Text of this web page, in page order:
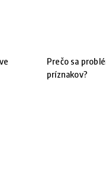
Prečo sa
príznakov?